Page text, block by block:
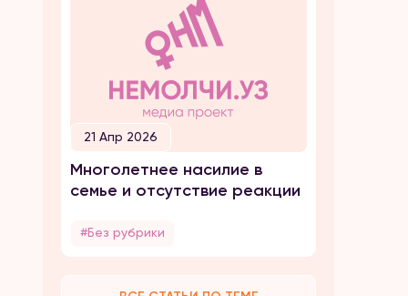
21 Апр 2026
Многолетнее насилие в
семье и отсутствие реакции
#Без рубрики